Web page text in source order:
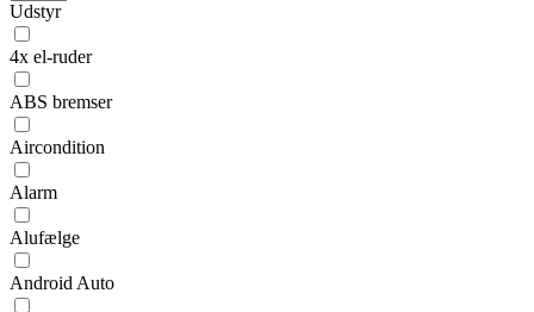
Udstyr
4x el-ruder
ABS bremser
Aircondition
Alarm
Alufælge
Android Auto